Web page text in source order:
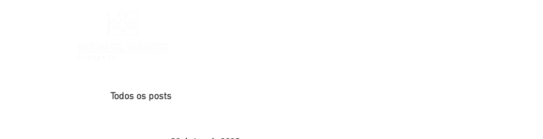
Todos os posts